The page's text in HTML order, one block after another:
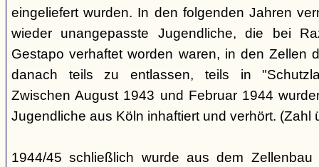
eingeliefert wurden. In den folgenden Jahren
wieder unangepasste Jugendliche, die bei
Gestapo verhaftet worden waren, in den Zellen
danach teils zu entlassen, teils in
Zwischen August 1943 und Februar 1944
Jugendliche aus Köln inhaftiert und verhört. (Zahl
1944/45 schließlich wurde aus dem